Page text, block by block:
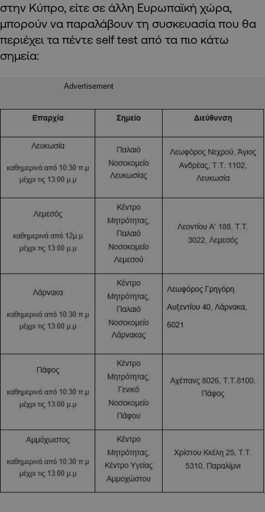
στην Κύπρο, είτε σε άλλη Ευρωπαϊκή χώρα,
μπορούν να παραλάβουν τη συσκευασία που θα
περιέχει τα πέντε self test από τα πιο κάτω
σημεία:
Advertisement